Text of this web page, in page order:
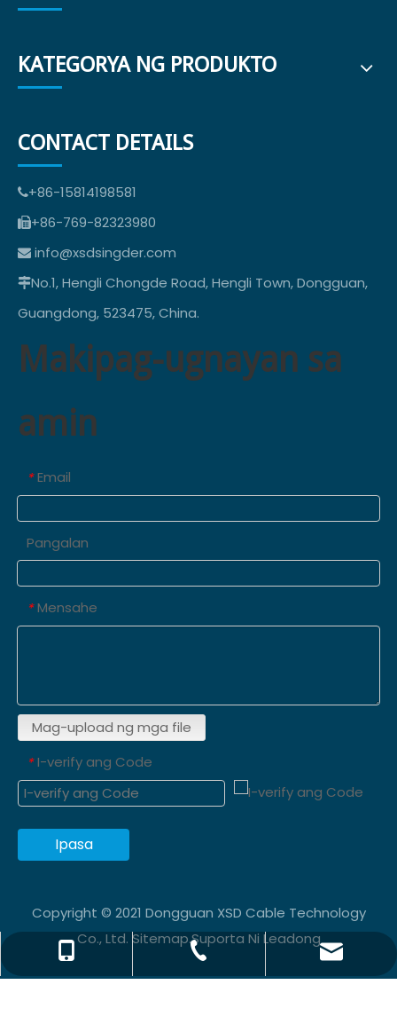
KATEGORYA NG PRODUKTO
CONTACT DETAILS
+86-15814198581
+86-769-82323980
 info@xsdsingder.com
No.1, Hengli Chongde Road, Hengli Town, Dongguan,
Guangdong, 523475, China.
+86-15814198581
+86-769-82323980
info@xsdsingder.com
Makipag-ugnayan sa
amin
* Email
Pangalan
* Mensahe
Mag-upload ng mga file
* I-verify ang Code
Ipasa
Copyright © 2021 Dongguan XSD Cable Technology
Co., Ltd.Sitemap.Suporta NiLeadong